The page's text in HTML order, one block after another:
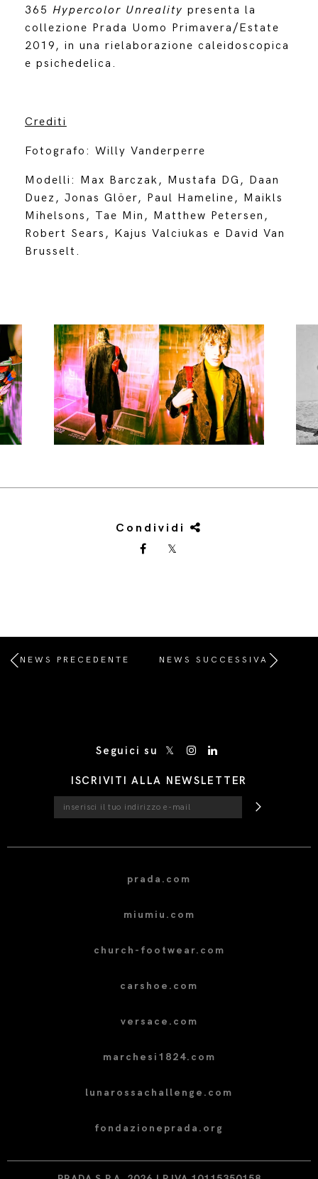
365 Hypercolor Unreality presenta la
collezione Prada Uomo Primavera/Estate
2019, in una rielaborazione caleidoscopica
e psichedelica.
Crediti
Fotografo: Willy Vanderperre
Modelli: Max Barczak, Mustafa DG, Daan
Duez, Jonas Glöer, Paul Hameline, Maikls
Mihelsons, Tae Min, Matthew Petersen,
Robert Sears, Kajus Valciukas e David Van
Brusselt.
Condividi
NEWS PRECEDENTE NEWS SUCCESSIVA
Seguici su
ISCRIVITI ALLA NEWSLETTER
prada.com
miumiu.com
church-footwear.com
carshoe.com
versace.com
marchesi1824.com
lunarossachallenge.com
fondazioneprada.org